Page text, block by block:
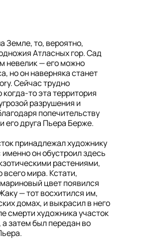
Земле, то, вероятно,
Атласных гор. Сад
невелик — его можно
но он наверняка станет
Сейчас трудно
когда-то эта территория
разрушения и
попечительству
его друга Пьера Берже.
принадлежал художнику
он обустроил здесь
растениями,
мира. Кстати,
цвет появился
— тот восхитился им,
домах, и выкрасил в него
смерти художника участок
затем был передан во